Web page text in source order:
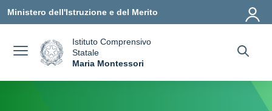
Ministero dell'Istruzione e del Merito
Istituto Comprensivo
Statale
Maria Montessori